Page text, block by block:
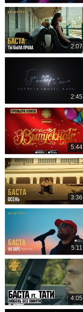
2:07
2:45
5:44
3:36
5:11
4:05